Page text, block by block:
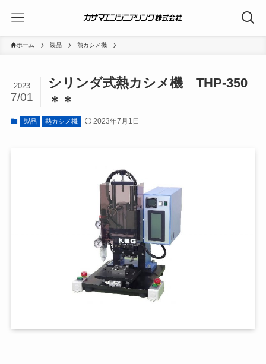
ホーム 製品 熱カシメ機
シリンダ式熱カシメ機 THP-350
＊＊
2023
7/01
製品 熱カシメ機 2023年7月1日